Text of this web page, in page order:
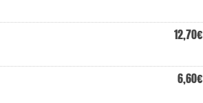
12,70€
6,60€